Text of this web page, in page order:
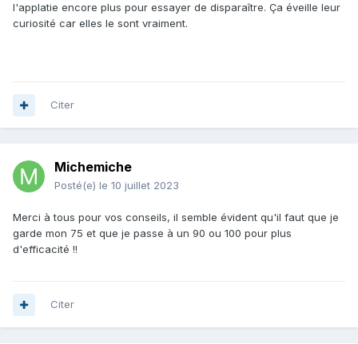
l'applatie encore plus pour essayer de disparaître. Ça éveille leur
curiosité car elles le sont vraiment.
Citer
Michemiche
Posté(e) le 10 juillet 2023
Merci à tous pour vos conseils, il semble évident qu'il faut que je
garde mon 75 et que je passe à un 90 ou 100 pour plus
d'efficacité !!
Citer